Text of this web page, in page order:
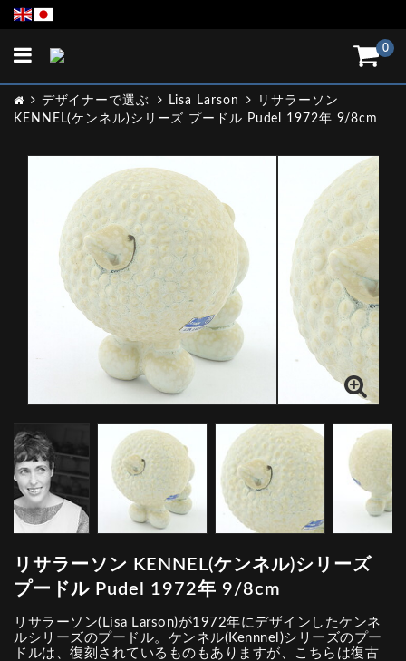
0
Toggle
デザイナーで選ぶ Lisa Larson
リサラーソン
KENNEL(ケンネル)シリーズ プードル Pudel 1972年 9/8cm
リサラーソン KENNEL(ケンネル)シリーズ
プードル Pudel 1972年 9/8cm
リサラーソン(Lisa Larson)が1972年にデザインしたケンネ
ルシリーズのプードル。ケンネル(Kennnel)シリーズのプー
ドルは、復刻されているものもありますが、こちらは復古